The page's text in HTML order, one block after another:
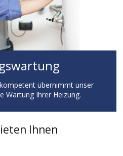
übernimmt unser
Wartung Ihrer Heizung.
Ihnen